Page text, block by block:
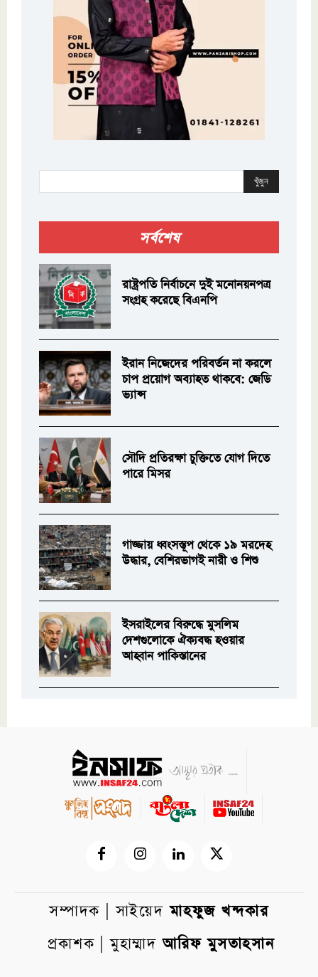
খুঁজুন
সর্বশেষ
রাষ্ট্রপতি নির্বাচনে দুই মনোনয়নপত্র
সংগ্রহ করেছে বিএনপি
ইরান নিজেদের পরিবর্তন না করলে
চাপ প্রয়োগ অব্যাহত থাকবে: জেডি
ভ্যান্স
সৌদি প্রতিরক্ষা চুক্তিতে যোগ দিতে
পারে মিসর
গাজ্জায় ধ্বংসস্তূপ থেকে ১৯ মরদেহ
উদ্ধার, বেশিরভাগই নারী ও শিশু
ইসরাইলের বিরুদ্ধে মুসলিম
দেশগুলোকে ঐক্যবদ্ধ হওয়ার
আহ্বান পাকিস্তানের
সম্পাদক | সাইয়েদমাহফুজ খন্দকার
প্রকাশক | মুহাম্মাদআরিফ মুসতাহসান